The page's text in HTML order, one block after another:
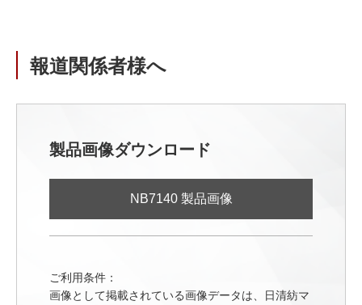
報道関係者様へ
製品画像ダウンロード
NB7140 製品画像
ご利用条件：
画像として掲載されている画像データは、日清紡マ